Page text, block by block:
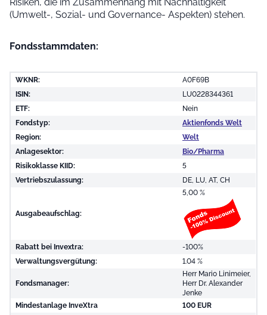
(Umwelt-, Sozial- und Governance- Aspekten) stehen.
Fondsstammdaten:
WKNR:
A0F69B
ISIN:
LU0228344361
ETF:
Nein
Fondstyp:
Aktienfonds Welt
Region:
Welt
Anlagesektor:
Bio/Pharma
Risikoklasse KIID:
5
Vertriebszulassung:
DE, LU, AT, CH
Ausgabeaufschlag:
5,00 %
Rabatt bei Invextra:
-100%
Verwaltungsvergütung:
1.04 %
Fondsmanager:
Herr Mario Linimeier,
Herr Dr. Alexander
Jenke
Mindestanlage InveXtra
100 EUR